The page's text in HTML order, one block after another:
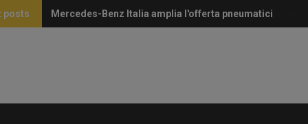
posts Mercedes-Benz Italia amplia l'offerta pneumatici
Perché i volanti in Alcantara continuano a essere la